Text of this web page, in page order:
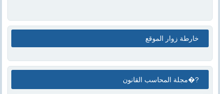
خارطة زوار الموقع
مجلة المحاسب القانون�?